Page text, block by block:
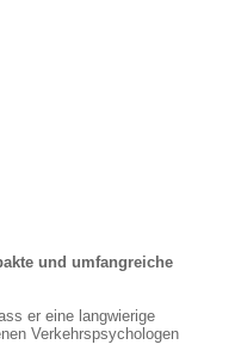
und umfangreiche
er eine langwierige
Verkehrspsychologen